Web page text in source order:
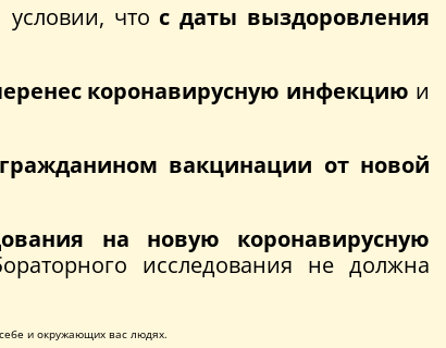
что с даты выздоровления
коронавирусную инфекцию и
вакцинации от новой
на новую коронавирусную
исследования не должна
и окружающих вас людях.